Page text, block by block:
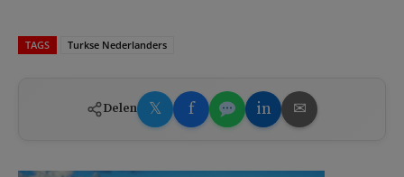
TAGS Turkse Nederlanders
Delen 𝕏 f in ✉